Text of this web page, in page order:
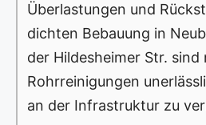
Überlastungen und
dichten Bebauung in
der Hildesheimer Str. sind
Rohrreinigungen
an der Infrastruktur zu